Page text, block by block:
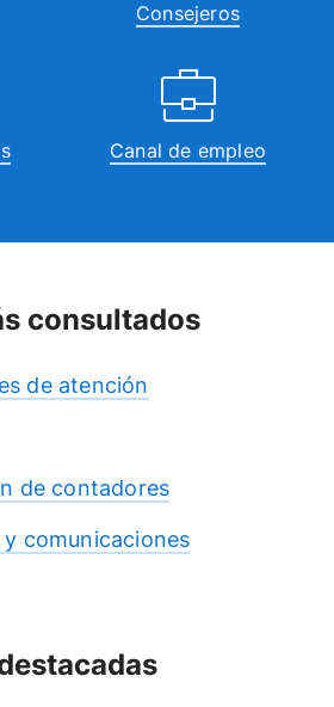
Consejeros
Canal de empleo
consultados
de atención
de contadores
comunicaciones